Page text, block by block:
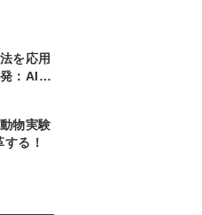
を応用
：AIで
物実験
る！